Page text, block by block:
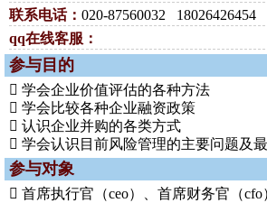
联系电话： 020-87560032 18026426454
qq在线客服：
参与目的
 学会企业价值评估的各种方法
 学会比较各种企业融资政策
 认识企业并购的各类方式
 学会认识目前风险管理的主要问题及
参与对象
 首席执行官（ceo）、首席财务官（cfo